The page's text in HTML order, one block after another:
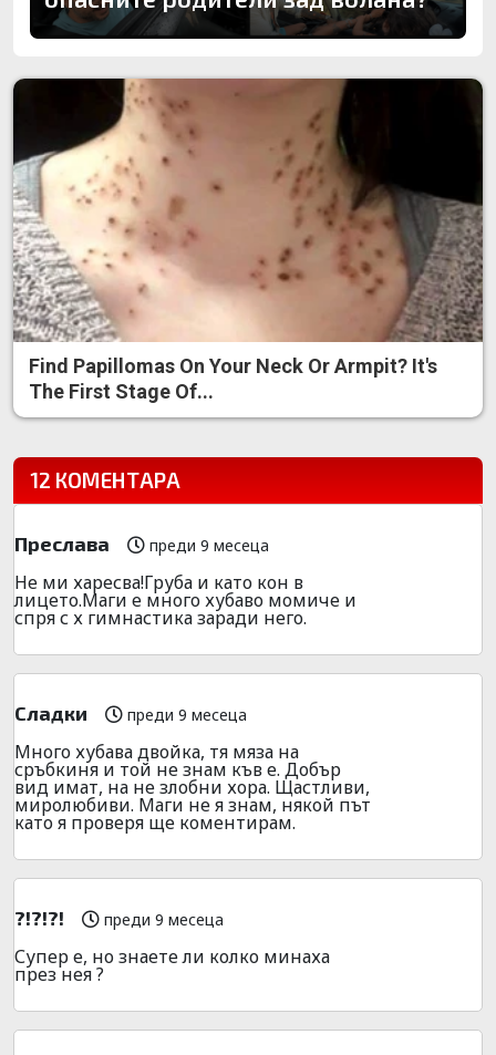
Find Papillomas On Your Neck Or Armpit? It's
The First Stage Of...
12 КОМЕНТАРА
Преслава преди 9 месеца
Не ми харесва!Груба и като кон в
лицето.Маги е много хубаво момиче и
спря с х гимнастика заради него.
Сладки преди 9 месеца
Много хубава двойка, тя мяза на
сръбкиня и той не знам къв е. Добър
вид имат, на не злобни хора. Щастливи,
миролюбиви. Маги не я знам, някой път
като я проверя ще коментирам.
?!?!?! преди 9 месеца
Супер е, но знаете ли колко минаха
през нея ?